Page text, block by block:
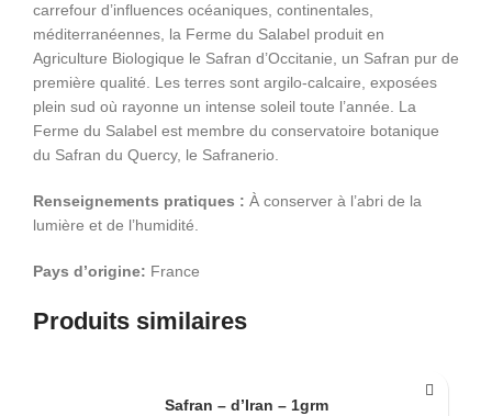
carrefour d’influences océaniques, continentales,
méditerranéennes, la Ferme du Salabel produit en
Agriculture Biologique le Safran d’Occitanie, un Safran pur de
première qualité. Les terres sont argilo-calcaire, exposées
plein sud où rayonne un intense soleil toute l’année. La
Ferme du Salabel est membre du conservatoire botanique
du Safran du Quercy, le Safranerio.
Renseignements pratiques : À conserver à l’abri de la
lumière et de l’humidité.
Pays d’origine: France
Produits similaires
Safran – d’Iran – 1grm